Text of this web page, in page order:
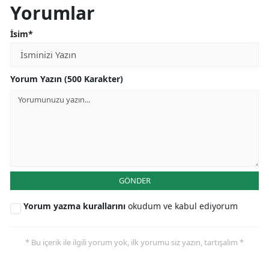
Yorumlar
İsim*
Yorum Yazın (500 Karakter)
GÖNDER
Yorum yazma kurallarını okudum ve kabul ediyorum
* Bu içerik ile ilgili yorum yok, ilk yorumu siz yazın, tartışalım *